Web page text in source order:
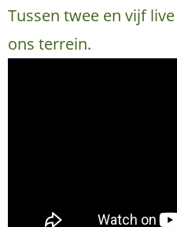
Tussen twee en vijf
ons terrein.